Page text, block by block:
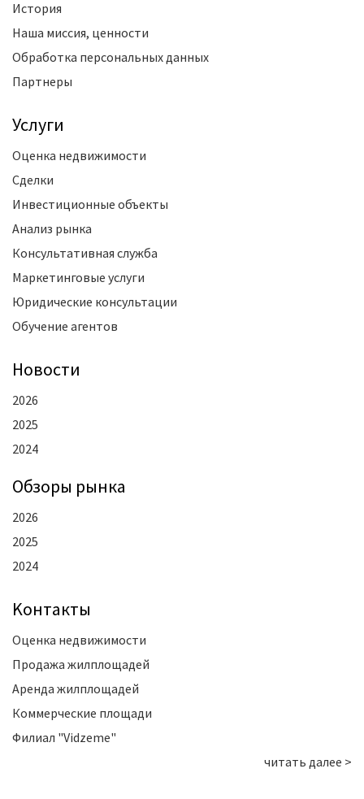
История
Наша миссия, ценности
Обработка персональных данных
Партнеры
Услуги
Оценка недвижимости
Сделки
Инвестиционные объекты
Анализ рынка
Консультативная служба
Маркетинговые услуги
Юридические консультации
Обучение агентов
Новости
2026
2025
2024
Oбзоры рынка
2026
2025
2024
Kонтакты
Оценка недвижимости
Продажа жилплощадей
Аренда жилплощадей
Коммерческие площади
Филиал "Vidzeme"
читать далее >